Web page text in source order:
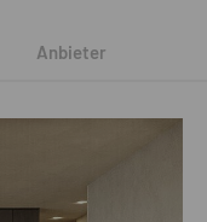
Anbieter